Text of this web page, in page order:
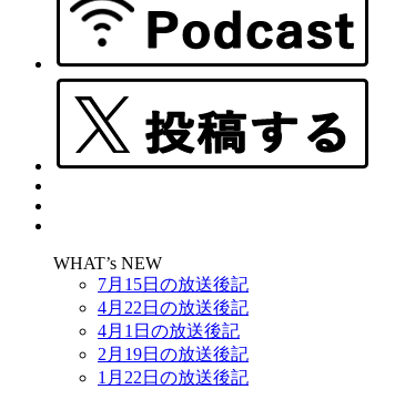
WHAT’s NEW
7月15日の放送後記
4月22日の放送後記
4月1日の放送後記
2月19日の放送後記
1月22日の放送後記